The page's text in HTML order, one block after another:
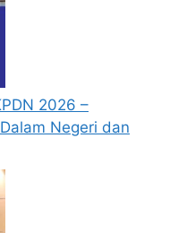
disenaraikan
semula
masih
sila
dan mengisi
diminta dengan
pemohon yang
ke
2026 –
Negeri dan